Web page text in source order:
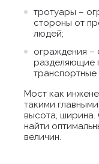
тротуары –
стороны от
людей;
ограждения –
разделяющие
транспортные
Мост как
такими
высота, ширина.
найти
величин.